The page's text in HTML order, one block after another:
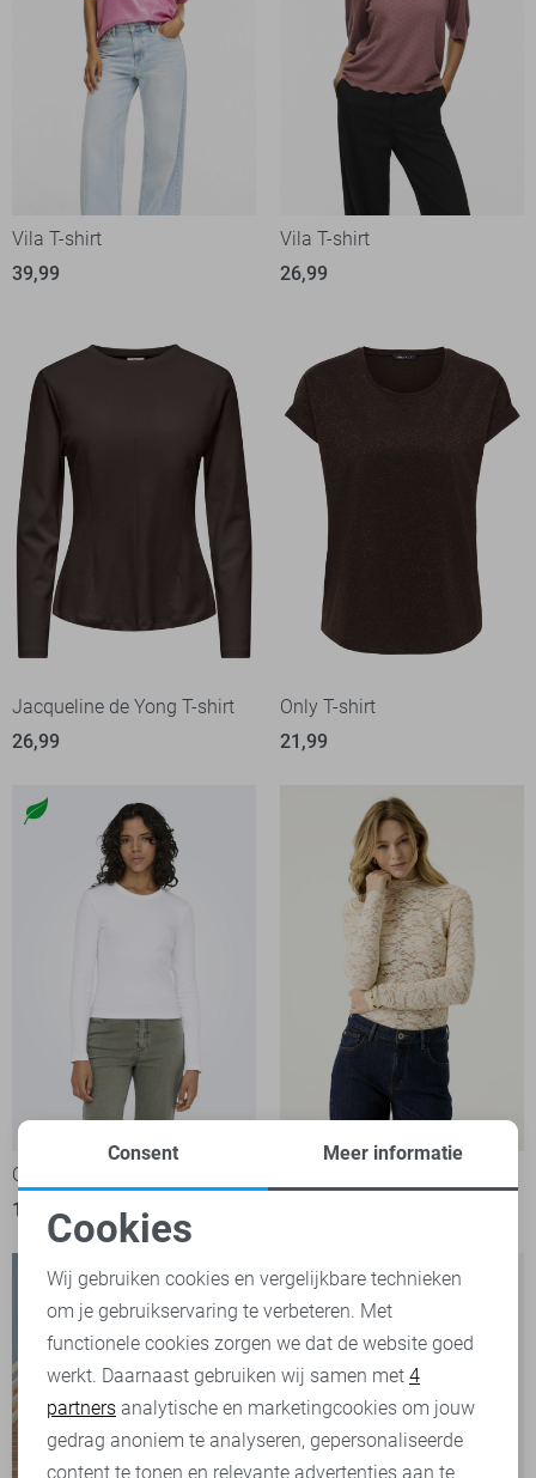
Vila T-shirt
39,99
Vila T-shirt
26,99
Jacqueline de Yong T-shirt
26,99
Only T-shirt
21,99
Only T-shirt
19,99
Noodzakelijke cookies
Personalisatie cookies
Analytische cookies
Marketing cookies
Consent Meer informatie
Cookies
Wij gebruiken cookies en vergelijkbare technieken
om je gebruikservaring te verbeteren. Met
functionele cookies zorgen we dat de website goed
werkt. Daarnaast gebruiken wij samen met 4
partners analytische en marketingcookies om jouw
gedrag anoniem te analyseren, gepersonaliseerde
content te tonen en relevante advertenties aan te